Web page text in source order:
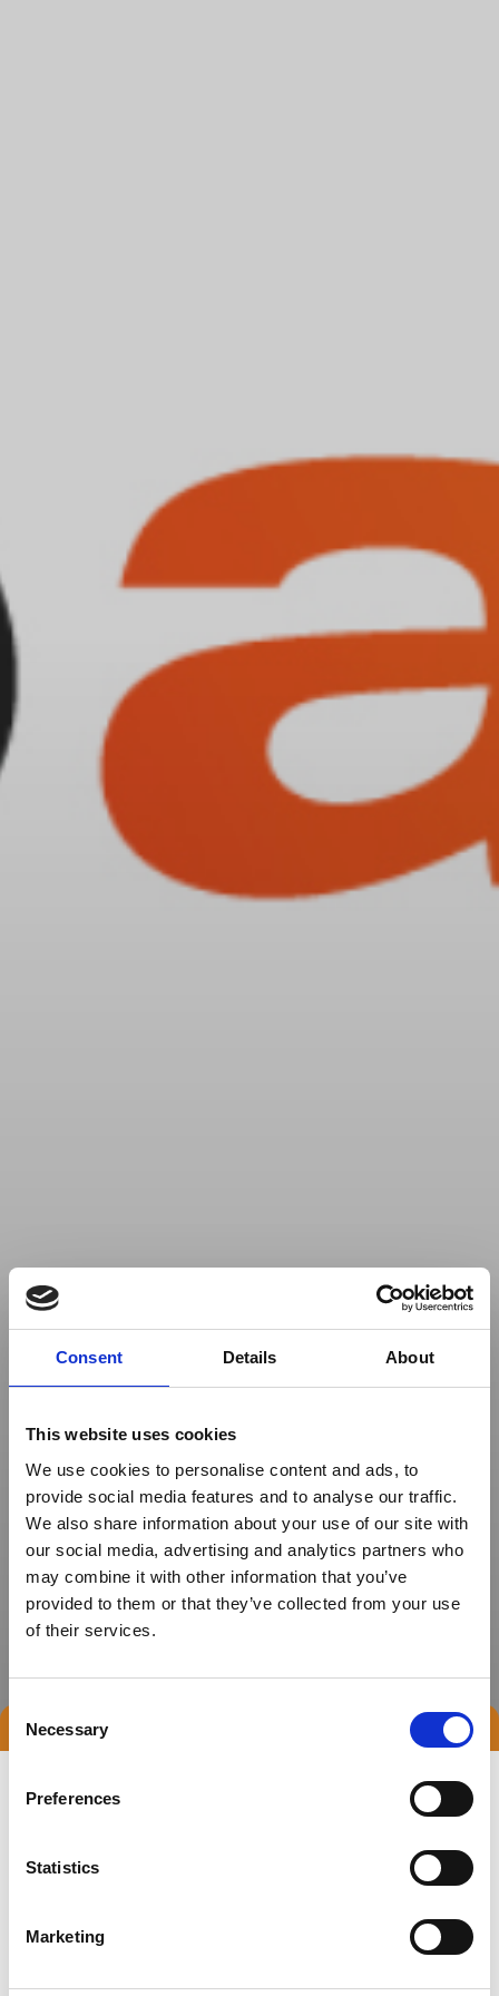
Consent Details About
This website uses cookies
We use cookies to personalise content and ads, to
provide social media features and to analyse our traffic.
We also share information about your use of our site with
our social media, advertising and analytics partners who
may combine it with other information that you’ve
provided to them or that they’ve collected from your use
of their services.
Consent
Selection
Necessary
Preferences
Statistics
Marketing